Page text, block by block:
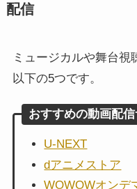
配信
ミュージカルや舞台視
以下の5つです。
おすすめの動画配
U-NEXT
dアニメストア
WOWOWオンデ